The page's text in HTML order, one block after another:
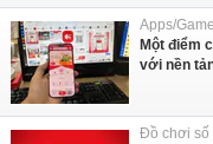
Apps/
Một điểm
với nền
Đồ chơi số